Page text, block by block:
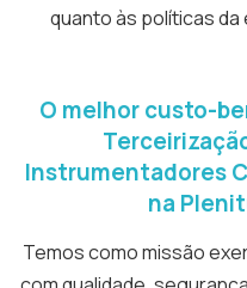
quanto às políticas
O melhor custo-
Instrumentadores
na
Temos como missão